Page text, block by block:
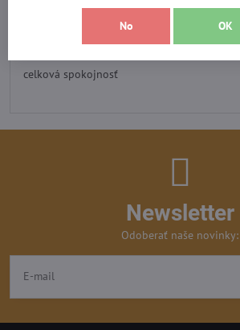
Recenzia heureka
Hodnotenie:
celková spokojnosť
Newsletter
Odoberať naše novinky:
No OK